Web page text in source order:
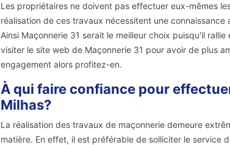
Les propriétaires ne doivent pas effectuer eux-mêmes
réalisation de ces travaux nécessitent une
Ainsi Maçonnerie 31 serait le meilleur choix puisqu'il
visiter le site web de Maçonnerie 31 pour avoir de plus
engagement alors profitez-en.
À qui faire confiance pour
Milhas?
La réalisation des travaux de maçonnerie demeure
matière. En effet, il est préférable de solliciter le service